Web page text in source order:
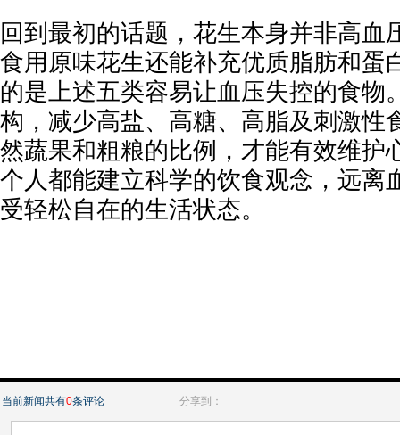
回到最初的话题，花生本身并非高血
食用原味花生还能补充优质脂肪和蛋
的是上述五类容易让血压失控的食物
构，减少高盐、高糖、高脂及刺激性
然蔬果和粗粮的比例，才能有效维护
个人都能建立科学的饮食观念，远离
受轻松自在的生活状态。
当前新闻共有0条评论 分享到：